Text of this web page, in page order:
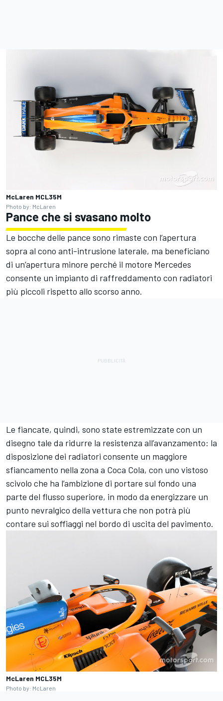
McLaren MCL35M
Photo by: McLaren
Pance che si svasano molto
Le bocche delle pance sono rimaste con l’apertura
sopra al cono anti-intrusione laterale, ma beneficiano
di un’apertura minore perché il motore Mercedes
consente un impianto di raffreddamento con radiatori
più piccoli rispetto allo scorso anno.
Le fiancate, quindi, sono state estremizzate con un
disegno tale da ridurre la resistenza all’avanzamento: la
disposizione dei radiatori consente un maggiore
sfiancamento nella zona a Coca Cola, con uno vistoso
scivolo che ha l’ambizione di portare sul fondo una
parte del flusso superiore, in modo da energizzare un
punto nevralgico della vettura che non potrà più
contare sui soffiaggi nel bordo di uscita del pavimento.
McLaren MCL35M
Photo by: McLaren